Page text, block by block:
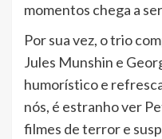
momentos chega a
Por sua vez, o trio
Jules Munshin e
humorístico e
nós, é estranho ver
filmes de terror e